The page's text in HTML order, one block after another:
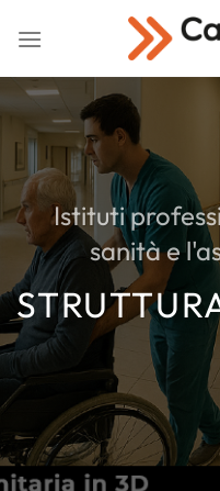
Istituti
sanità e